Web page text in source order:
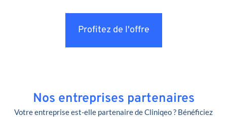
Profitez de l'offre
Nos entreprises partenaires
Votre entreprise est-elle partenaire de Cliniqeo ? Bénéficiez